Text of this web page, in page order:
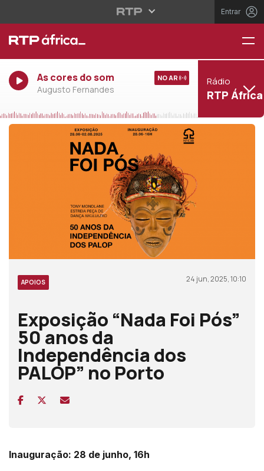
Entrar
As cores do som
Augusto Fernandes
NO AR Rádio
RTP África
APOIOS 24 jun, 2025, 10:10
Exposição “Nada Foi Pós”
50 anos da
Independência dos
PALOP” no Porto
Inauguração: 28 de junho, 16h